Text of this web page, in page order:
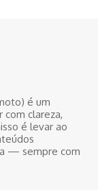
é um
clareza,
é levar ao
— sempre com